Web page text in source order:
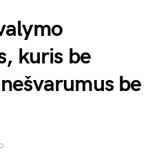
kuris be
be